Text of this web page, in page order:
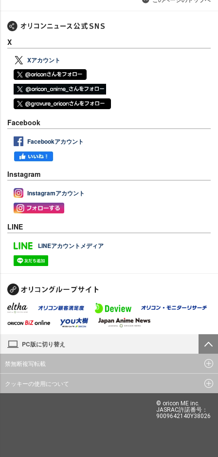
X
Xアカウント
Facebook
Facebookアカウント
Instagram
Instagramアカウント
LINE
LINEアカウントメディア
PC版に切り替え
禁無断複写転載
クッキーの使用について
© oricon ME inc.
JASRAC許諾番号：
9009642140Y38026